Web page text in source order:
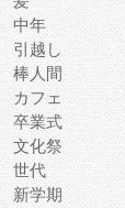
中年
引越し
棒人間
カフェ
卒業式
文化祭
世代
新学期